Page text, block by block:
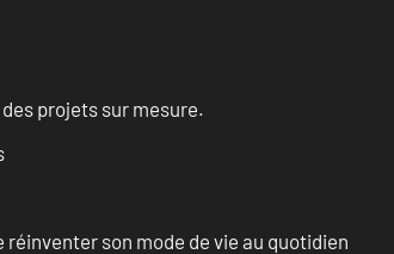
projets sur mesure.
son mode de vie au quotidien